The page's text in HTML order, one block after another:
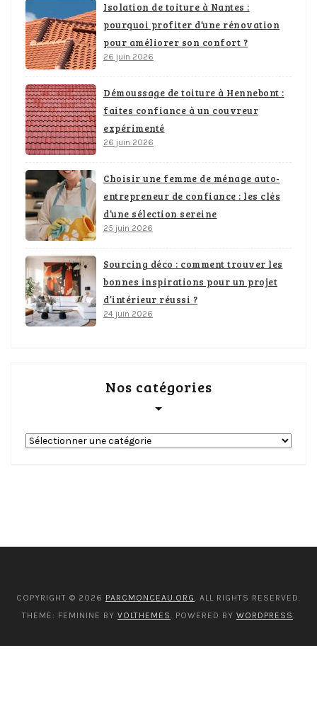
Isolation de toiture à Nantes :
pourquoi profiter d’une rénovation
pour améliorer son confort ?
26 juin 2026
Démoussage de toiture à Hennebont :
faites confiance à un couvreur
expérimenté
26 juin 2026
Choisir une femme de ménage auto-
entrepreneur de confiance : les clés
d’une sélection sereine
25 juin 2026
Sourcing déco : comment trouver les
bonnes inspirations pour un projet
d’intérieur réussi ?
24 juin 2026
Nos catégories
COPYRIGHT © 2026 PARCMONCEAU.ORG. ALL RIGHTS RESERVED.
THEME: FEMININE BY VOLTHEMES. POWERED BY WORDPRESS.